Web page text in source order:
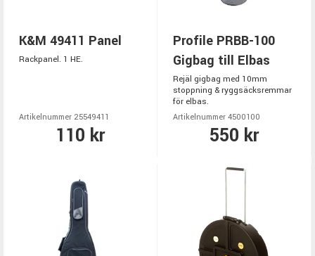
K&M 49411 Panel
Rackpanel. 1 HE.
Artikelnummer 25549411
110 kr
Profile PRBB-100
Gigbag till Elbas
Rejäl gigbag med 10mm
stoppning & ryggsäcksremmar
för elbas.
Artikelnummer 4500100
550 kr